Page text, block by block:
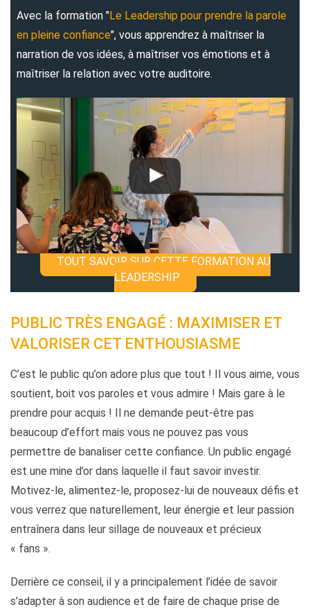
Avec la formation "Le Leadership pour prendre la parole
en pleine confiance", vous apprendrez à maîtriser la
narration de vos idées, à maîtriser vos émotions et à
maîtriser la relation avec votre auditoire.
TOUT SAVOIR SUR CETTE FORMATION AU
LEADERSHIP
PUBLIC TRÈS ENGAGÉ : MAXIMISER ET
VALORISER CET ENTHOUSIASME
C’est le public qu’on adore plus que tout ! Il vous aime, vous
soutient, boit vos paroles et vous admire ! Mais gare à le
prendre pour acquis ! Il ne demande peut-être pas
beaucoup d’effort mais vous ne pouvez pas vous
permettre de banaliser cette confiance. Un public engagé
est une mine d’or dans laquelle il faut savoir investir.
Motivez-le, alimentez-le, proposez-lui de nouveaux défis et
vous verrez que naturellement, leur énergie et leur passion
entraînera dans leur sillage de nouveaux et précieux
« fans ».
Derrière ce conseil, il y a principalement l’idée de savoir
s’adapter à son audience et de faire de chaque prise de